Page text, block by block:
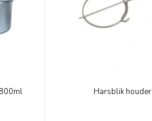
Harsblik houder